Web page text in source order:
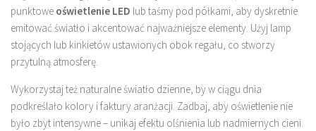
punktowe oświetlenie LED lub taśmy pod półkami, aby dyskretnie
emitować światło i akcentować najważniejsze elementy. Użyj lamp
stojących lub kinkietów ustawionych obok regału, co stworzy
przytulną atmosferę.
Wykorzystaj też naturalne światło dzienne, by w ciągu dnia
podkreślało kolory i faktury aranżacji. Zadbaj, aby oświetlenie nie
było zbyt intensywne – unikaj efektu olśnienia lub nadmiernych cieni.